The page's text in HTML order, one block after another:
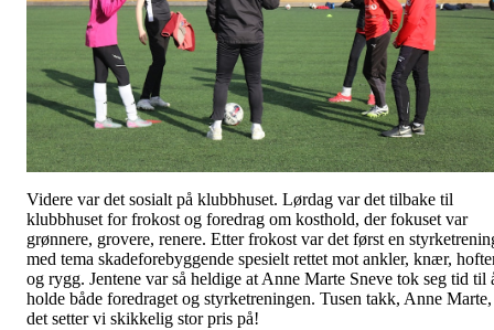
Videre var det sosialt på klubbhuset. Lørdag var det tilbake til
klubbhuset for frokost og foredrag om kosthold, der fokuset var
grønnere, grovere, renere. Etter frokost var det først en
med tema skadeforebyggende spesielt rettet mot ankler, knær,
og rygg. Jentene var så heldige at Anne Marte Sneve tok seg tid til
holde både foredraget og styrketreningen. Tusen takk, Anne Marte,
det setter vi skikkelig stor pris på!